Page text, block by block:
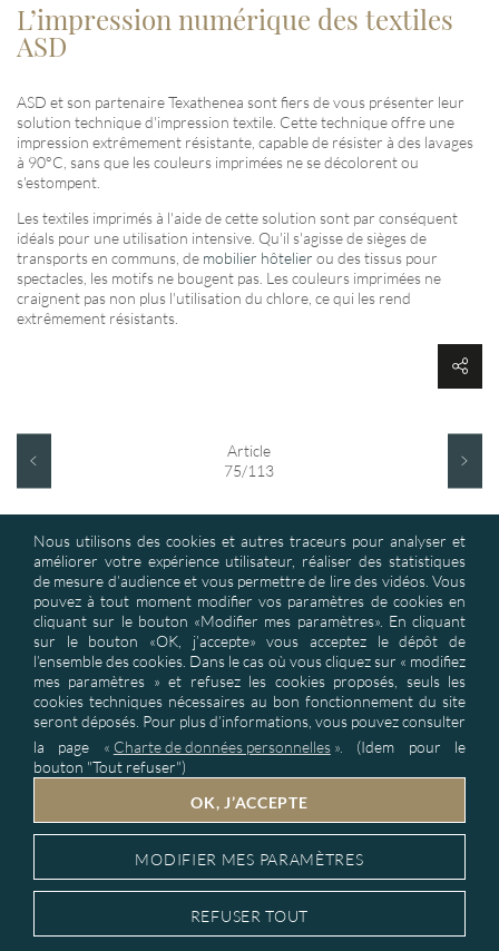
L’impression numérique des textiles
ASD
ASD et son partenaire Texathenea sont fiers de vous présenter leur
solution technique d'impression textile. Cette technique offre une
impression extrêmement résistante, capable de résister à des lavages
à 90°C, sans que les couleurs imprimées ne se décolorent ou
s'estompent.
Les textiles imprimés à l'aide de cette solution sont par conséquent
idéals pour une utilisation intensive. Qu'il s'agisse de sièges de
transports en communs, de mobilier hôtelier ou des tissus pour
spectacles, les motifs ne bougent pas. Les couleurs imprimées ne
craignent pas non plus l'utilisation du chlore, ce qui les rend
extrêmement résistants.
Article
75/113
ASD : Textile d’Ameublement et Produits de Décoration : solutions
industrielles pour baisser vos coûts matières de façon importante &
développer vos collections exclusives. Tissus techniques, de tissus non
feu M1
TISSUS PAR MÉTIER
© 2018-2026 Copyright ASD Textiles
Site conçu parGDAcommunication bâtiment
Nous utilisons des cookies et autres traceurs pour analyser et
améliorer votre expérience utilisateur, réaliser des statistiques
de mesure d’audience et vous permettre de lire des vidéos. Vous
pouvez à tout moment modifier vos paramètres de cookies en
cliquant sur le bouton «Modifier mes paramètres». En cliquant
sur le bouton «OK, j’accepte» vous acceptez le dépôt de
l’ensemble des cookies. Dans le cas où vous cliquez sur « modifiez
mes paramètres » et refusez les cookies proposés, seuls les
cookies techniques nécessaires au bon fonctionnement du site
seront déposés. Pour plus d’informations, vous pouvez consulter
la page « Charte de données personnelles».
(Idem pour le
bouton "Tout refuser")
OK, J’ACCEPTE
MODIFIER MES PARAMÈTRES
REFUSER TOUT